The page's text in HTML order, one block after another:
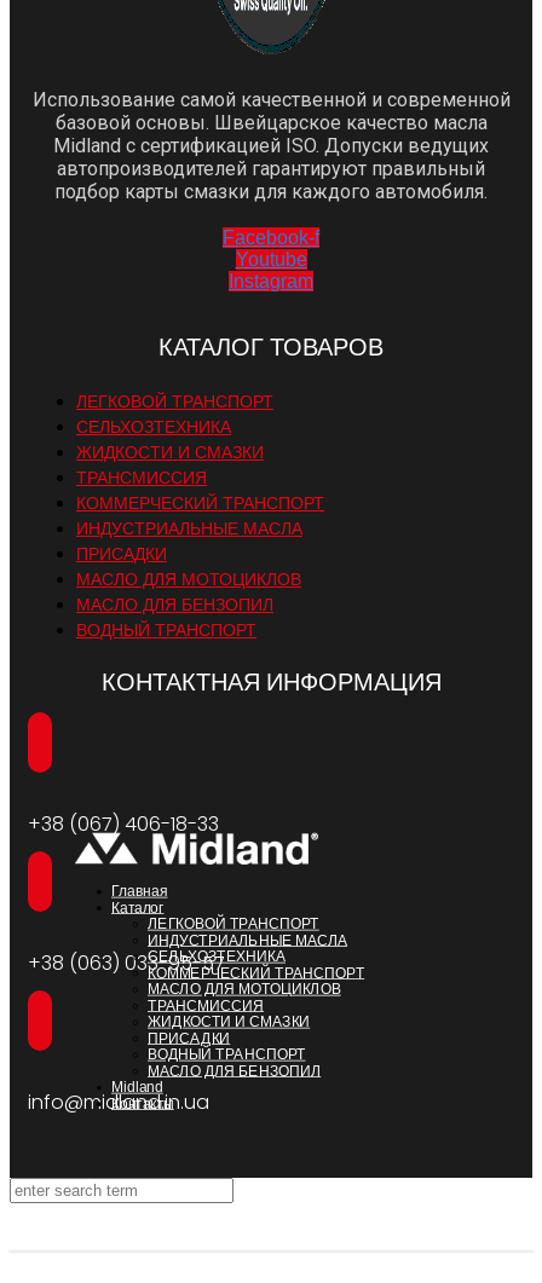
Использование самой качественной и современной
базовой основы. Швейцарское качество масла
Midland с сертификацией ISO. Допуски ведущих
автопроизводителей гарантируют правильный
подбор карты смазки для каждого автомобиля.
Facebook-f
Youtube
Instagram
КАТАЛОГ ТОВАРОВ
ЛЕГКОВОЙ ТРАНСПОРТ
СЕЛЬХОЗТЕХНИКА
ЖИДКОСТИ И СМАЗКИ
ТРАНСМИССИЯ
КОММЕРЧЕСКИЙ ТРАНСПОРТ
ИНДУСТРИАЛЬНЫЕ МАСЛА
ПРИСАДКИ
МАСЛО ДЛЯ МОТОЦИКЛОВ
МАСЛО ДЛЯ БЕНЗОПИЛ
ВОДНЫЙ ТРАНСПОРТ
КОНТАКТНАЯ ИНФОРМАЦИЯ
+38 (067) 406-18-33
+38 (063) 033-95-57
info@midland.in.ua
Главная
Каталог
ЛЕГКОВОЙ ТРАНСПОРТ
ИНДУСТРИАЛЬНЫЕ МАСЛА
СЕЛЬХОЗТЕХНИКА
КОММЕРЧЕСКИЙ ТРАНСПОРТ
МАСЛО ДЛЯ МОТОЦИКЛОВ
ТРАНСМИССИЯ
ЖИДКОСТИ И СМАЗКИ
ПРИСАДКИ
ВОДНЫЙ ТРАНСПОРТ
МАСЛО ДЛЯ БЕНЗОПИЛ
Midland
Контакты